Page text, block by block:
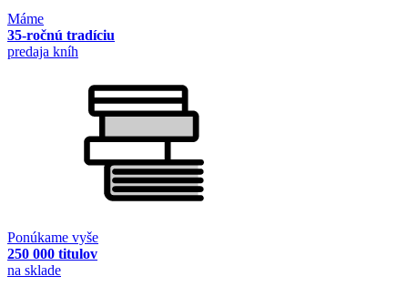
Máme
35-ročnú tradíciu
predaja kníh
Ponúkame vyše
250 000 titulov
na sklade